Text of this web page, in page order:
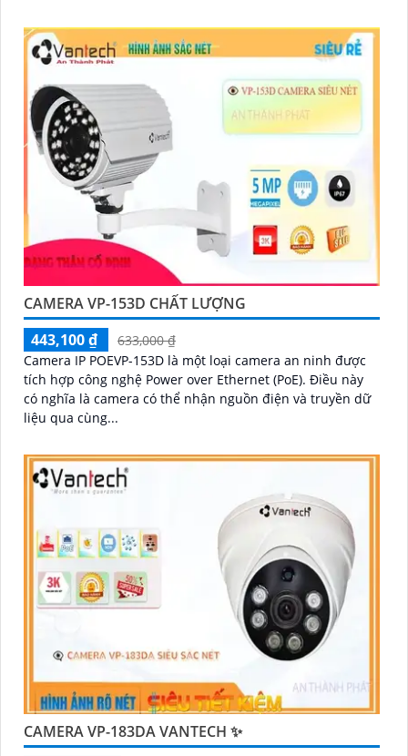
CAMERA VP-153D CHẤT LƯỢNG
443,100 ₫
633,000 ₫
Camera IP POEVP-153D là một loại camera an ninh được
tích hợp công nghệ Power over Ethernet (PoE). Điều này
có nghĩa là camera có thể nhận nguồn điện và truyền dữ
liệu qua cùng...
CAMERA VP-183DA VANTECH ✨